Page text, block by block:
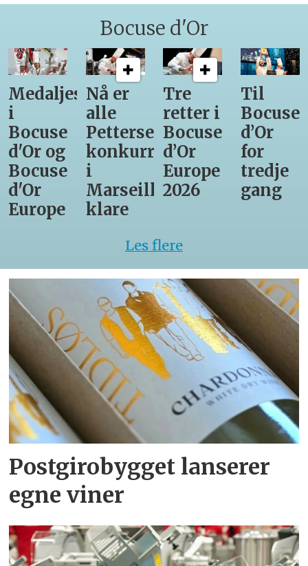
Bocuse d'Or
Medaljestatistikk
i
Bocuse
d'Or og
Bocuse
d'Or
Europe
Nå er
alle
Pettersens
konkurrenter
i
Marseille
klare
Tre
retter i
Bocuse
d’Or
Europe
2026
Til
Bocuse
d’Or
for
tredje
gang
Les flere
Postgirobygget lanserer
egne viner